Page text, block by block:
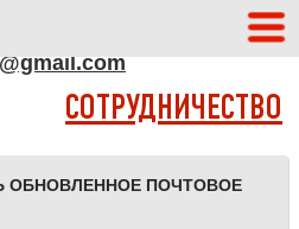
СОТРУДНИЧЕСТВО
ОБНОВЛЕННОЕ ПОЧТОВОЕ